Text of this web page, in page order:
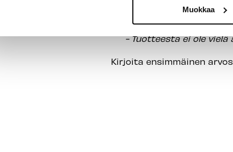
Muokkaa
- Tuotteesta ei ole vielä
Kirjoita ensimmäinen